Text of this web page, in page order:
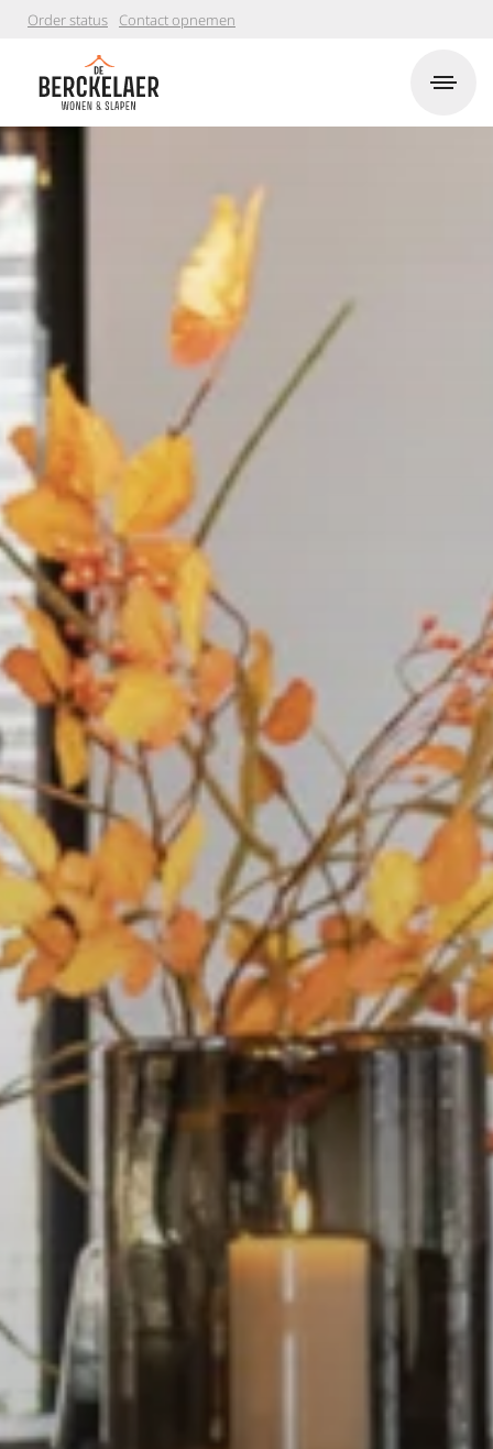
Order status Contact opnemen